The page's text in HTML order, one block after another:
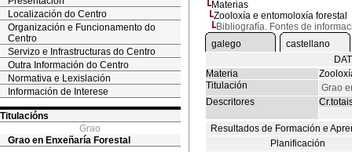
Localización do Centro
Organización e Funcionamento do
Centro
Servizo e Infrastructuras do Centro
Outra Información do Centro
Normativa e Lexislación
Información de Interese
Titulacións
Grao
Grao en Enxeñaría Forestal
Materias
Zooloxía e entomoloxía forestal
Bibliografía. Fontes de
galego
castellano
Materia
Titulación
Grao
Descritores
Resultados de Formación e
Planificación